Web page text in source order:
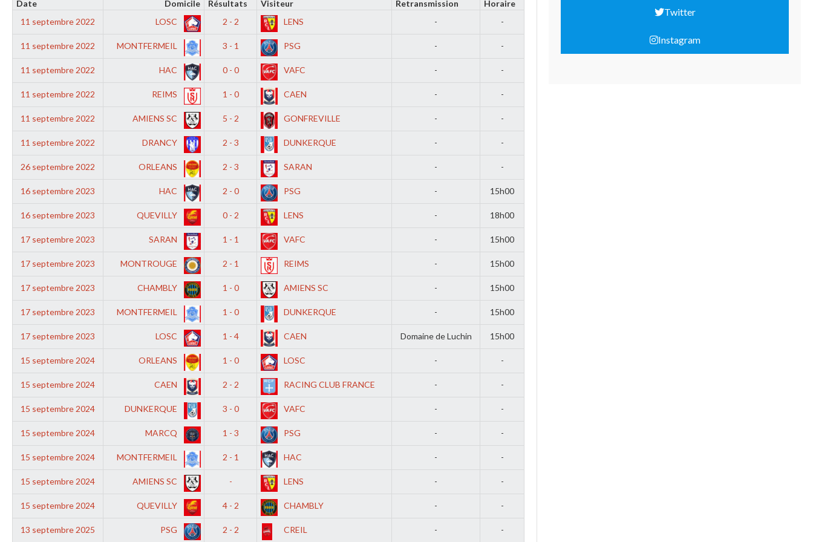
Date Domicile Résultats Visiteur Retransmission
Horaire
11 septembre 2022
LOSC 2 - 2 LENS - -
11 septembre 2022 MONTFERMEIL 3 - 1 PSG - -
11 septembre 2022 HAC 0 - 0 VAFC - -
11 septembre 2022 REIMS 1 - 0 CAEN - -
11 septembre 2022 AMIENS SC 5 - 2 GONFREVILLE - -
11 septembre 2022 DRANCY 2 - 3 DUNKERQUE - -
26 septembre 2022 ORLEANS 2 - 3 SARAN - -
16 septembre 2023 HAC 2 - 0 PSG - 15h00
16 septembre 2023 QUEVILLY 0 - 2 LENS - 18h00
17 septembre 2023 SARAN 1 - 1 VAFC - 15h00
17 septembre 2023 MONTROUGE 2 - 1 REIMS - 15h00
17 septembre 2023 CHAMBLY 1 - 0 AMIENS SC - 15h00
17 septembre 2023 MONTFERMEIL 1 - 0 DUNKERQUE - 15h00
17 septembre 2023 LOSC 1 - 4 CAEN Domaine de Luchin 15h00
15 septembre 2024 ORLEANS 1 - 0 LOSC - -
15 septembre 2024 CAEN 2 - 2 RACING CLUB FRANCE - -
15 septembre 2024 DUNKERQUE 3 - 0 VAFC - -
15 septembre 2024 MARCQ 1 - 3 PSG - -
15 septembre 2024 MONTFERMEIL 2 - 1 HAC - -
15 septembre 2024 AMIENS SC - LENS - -
15 septembre 2024 QUEVILLY 4 - 2 CHAMBLY - -
13 septembre 2025 PSG 2 - 2 CREIL - -
Twitter
Instagram